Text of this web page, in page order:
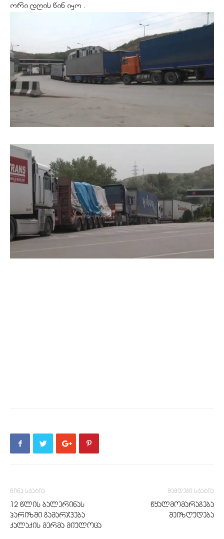
ორი დღის წინ იყო .
წინა სტატია
12 წლის ბალერინას
პარიზში გამარჯვება
ქალაქის მერმა მიულოცა
შემდეგი სტატია
წყალმომარაგება
შეიზღუდება